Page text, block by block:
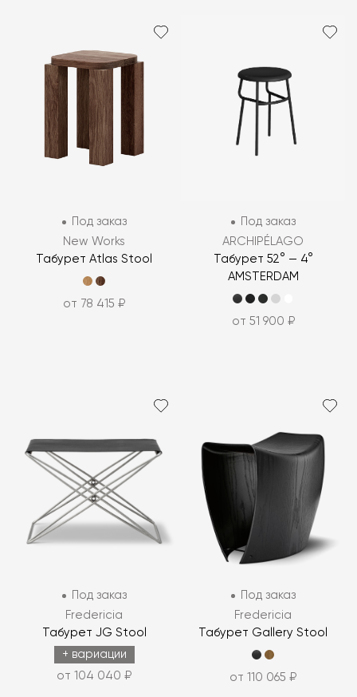
Под заказ
New Works
Табурет Atlas Stool
от 78 415 ₽
Под заказ
ARCHIPÉLAGO
Табурет 52° — 4°
AMSTERDAM
от 51 900 ₽
Под заказ
Fredericia
Табурет JG Stool
+ вариации
от 104 040 ₽
Под заказ
Fredericia
Табурет Gallery Stool
от 110 065 ₽